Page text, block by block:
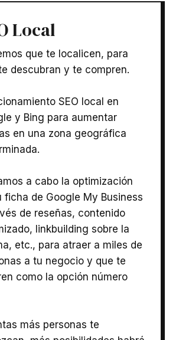
Local
que te localicen, para
descubran y te compren.
SEO local en
y Bing para aumentar
en una zona geográfica
a cabo la optimización
ficha de Google My Business
de reseñas, contenido
linkbuilding sobre la
etc., para atraer a miles de
a tu negocio y que te
como la opción número
más personas te